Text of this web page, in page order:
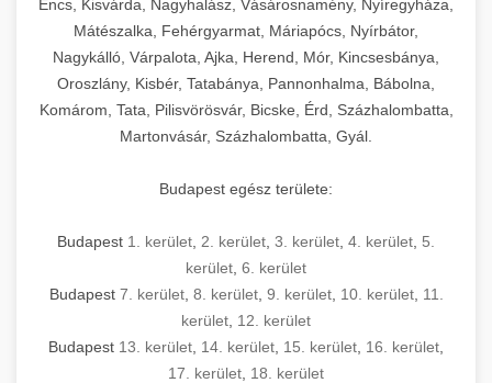
Encs, Kisvárda, Nagyhalász, Vásárosnamény, Nyíregyháza,
Mátészalka, Fehérgyarmat, Máriapócs, Nyírbátor,
Nagykálló, Várpalota, Ajka, Herend, Mór, Kincsesbánya,
Oroszlány, Kisbér, Tatabánya, Pannonhalma, Bábolna,
Komárom, Tata, Pilisvörösvár, Bicske, Érd, Százhalombatta,
Martonvásár, Százhalombatta, Gyál.
Budapest egész területe:
Budapest 1. kerület 2. kerület 3. kerület 4. kerület 5.
kerület 6. kerület
Budapest 7. kerület, 8. kerület, 9. kerület, 10. kerület, 11.
kerület 12. kerület
Budapest 13. kerület 14. kerület 15. kerület 16. kerület
17. kerület 18. kerület